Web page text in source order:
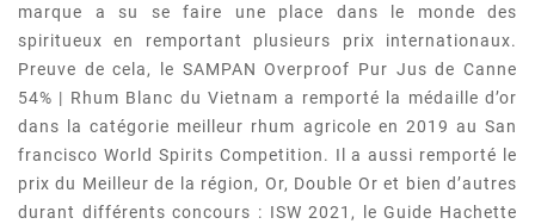
marque a su se faire une place dans le monde des
spiritueux en remportant plusieurs prix internationaux.
Preuve de cela, le SAMPAN Overproof Pur Jus de Canne
54% | Rhum Blanc du Vietnam a remporté la médaille d’or
dans la catégorie meilleur rhum agricole en 2019 au San
francisco World Spirits Competition. Il a aussi remporté le
prix du Meilleur de la région, Or, Double Or et bien d’autres
durant différents concours : ISW 2021, le Guide Hachette